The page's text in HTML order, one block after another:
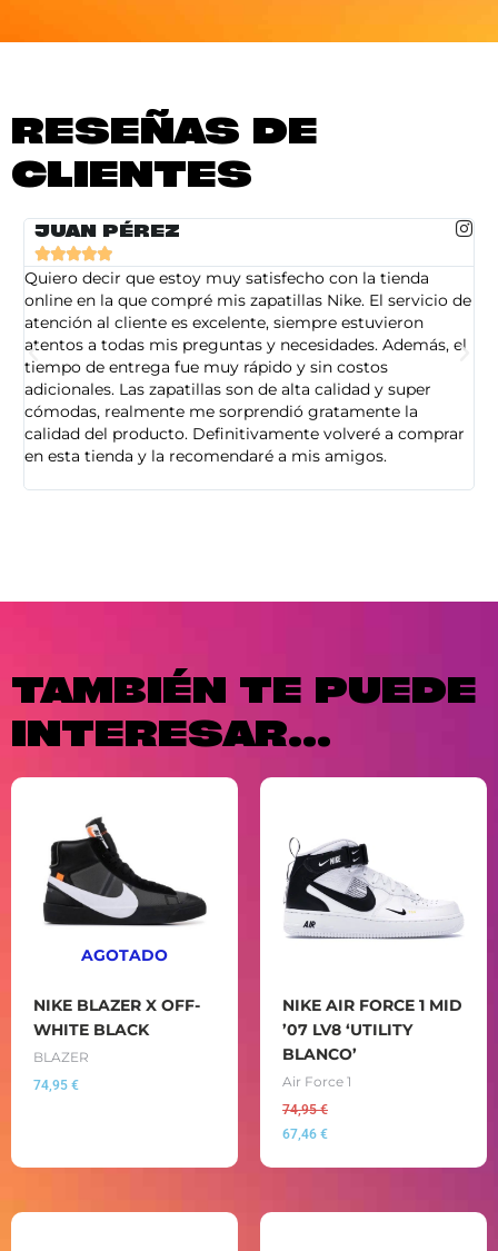
RESEÑAS DE
CLIENTES
JUAN PÉREZ

Quiero decir que estoy muy satisfecho con la tienda
online en la que compré mis zapatillas Nike. El servicio de
atención al cliente es excelente, siempre estuvieron
atentos a todas mis preguntas y necesidades. Además, el
tiempo de entrega fue muy rápido y sin costos
adicionales. Las zapatillas son de alta calidad y super
cómodas, realmente me sorprendió gratamente la
calidad del producto. Definitivamente volveré a comprar
en esta tienda y la recomendaré a mis amigos.
TAMBIÉN TE PUEDE
INTERESAR...
AGOTADO
NIKE BLAZER X OFF-
WHITE BLACK
BLAZER
74,95 €
NIKE AIR FORCE 1 MID
’07 LV8 ‘UTILITY
BLANCO’
Air Force 1
74,95€
67,46 €